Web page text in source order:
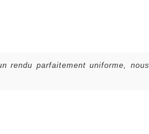
parfaitement uniforme, nous